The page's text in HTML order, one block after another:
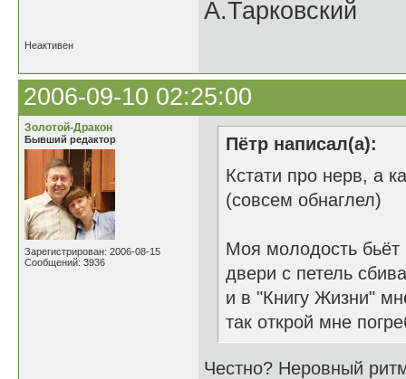
А.Тарковский
Неактивен
2006-09-10 02:25:00
Золотой-Дракон
Бывший редактор
Зарегистрирован: 2006-08-15
Сообщений: 3936
Пётр написал(а):
Кстати про нерв, а
(совсем обнаглел)
Моя молодость
двери с петель
и в "Книгу Жизни"
так открой мне
Честно? Неровный